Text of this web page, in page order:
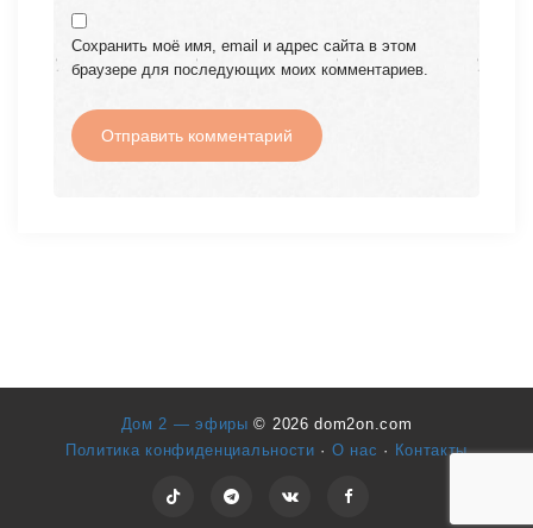
Сохранить моё имя, email и адрес сайта в этом
браузере для последующих моих комментариев.
Дом 2 — эфиры© 2026 dom2on.com
Политика конфиденциальности · О нас · Контакты